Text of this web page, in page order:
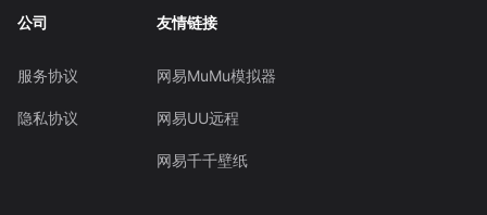
公司
服务协议
隐私协议
友情链接
网易MuMu模拟器
网易UU远程
网易千千壁纸